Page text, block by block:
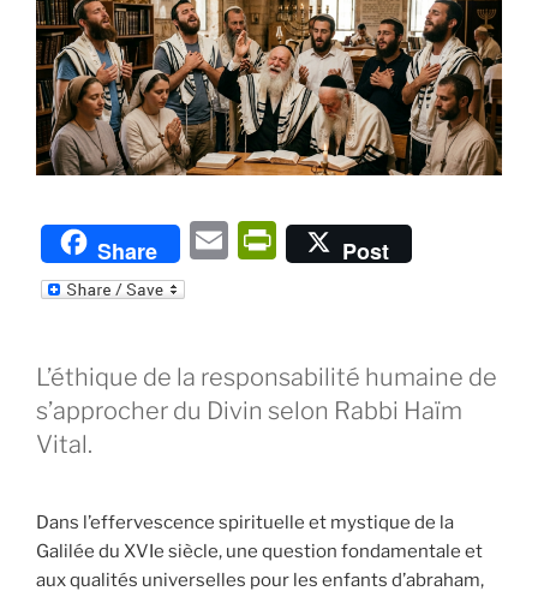
Share
E
P
ri
Fr
ie
n
y
Post
L’éthique de la responsabilité humaine de
s’approcher du Divin selon Rabbi Haïm
Vital.
Dans l’effervescence spirituelle et mystique de la
Galilée du XVIe siècle, une question fondamentale et
aux qualités universelles pour les enfants d’abraham,